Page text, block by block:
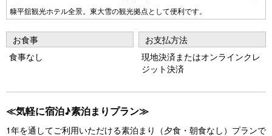
Pr
e
vi
o
s
糠平舘観光ホテル全景。東大雪の観光拠点として便利です。
e
xt
お食事
食事なし
お支払方法
現地決済またはオンラインクレ
ジット決済
≪気軽に宿泊♪素泊まりプラン≫
1年を通してご利用いただける素泊まり（夕食・朝食なし）プランで